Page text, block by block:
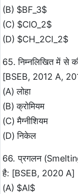
(B) $BF_3$
(C) $ClO_2$
(D) $CH_2Cl_2$
65. निम्नलिखित में से
[BSEB, 2012 A,
(A) लोहा
(B) क्रोमियम
(C) मैग्नीशियम
(D) निकेल
66. प्रगलन
है: [BSEB, 2020 A]
(A) $Al$